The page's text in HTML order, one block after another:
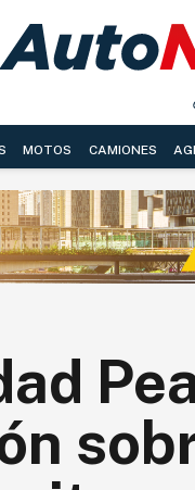
MOTOS CAMIONES